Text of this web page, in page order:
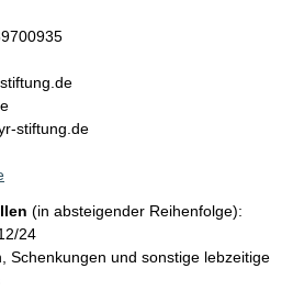
stiftung.de
(in absteigender Reihenfolge):
24
Schenkungen und sonstige lebzeitige